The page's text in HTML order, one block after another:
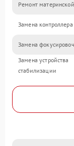
Ремонт
Замена
Замена
Замена устройства
стабилизации